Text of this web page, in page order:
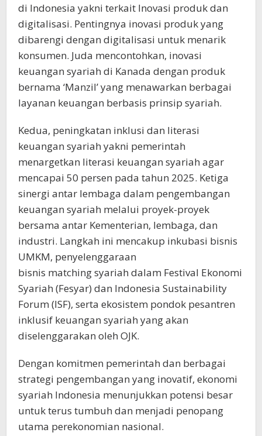
di Indonesia yakni terkait Inovasi produk dan
digitalisasi. Pentingnya inovasi produk yang
dibarengi dengan digitalisasi untuk menarik
konsumen. Juda mencontohkan, inovasi
keuangan syariah di Kanada dengan produk
bernama ‘Manzil’ yang menawarkan berbagai
layanan keuangan berbasis prinsip syariah.
Kedua, peningkatan inklusi dan literasi
keuangan syariah yakni pemerintah
menargetkan literasi keuangan syariah agar
mencapai 50 persen pada tahun 2025. Ketiga
sinergi antar lembaga dalam pengembangan
keuangan syariah melalui proyek-proyek
bersama antar Kementerian, lembaga, dan
industri. Langkah ini mencakup inkubasi bisnis
UMKM, penyelenggaraan
bisnis matching syariah dalam Festival Ekonomi
Syariah (Fesyar) dan Indonesia Sustainability
Forum (ISF), serta ekosistem pondok pesantren
inklusif keuangan syariah yang akan
diselenggarakan oleh OJK.
Dengan komitmen pemerintah dan berbagai
strategi pengembangan yang inovatif, ekonomi
syariah Indonesia menunjukkan potensi besar
untuk terus tumbuh dan menjadi penopang
utama perekonomian nasional.